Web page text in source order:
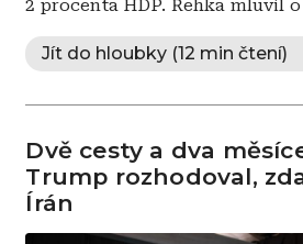
2 procenta HDP. Řehka mluvil
Jít do hloubky (12 min čtení)
Dvě cesty a dva
Trump rozhodoval,
Írán